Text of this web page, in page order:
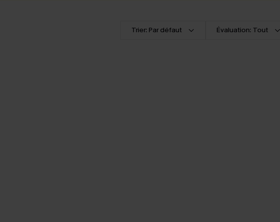
Trier: Par défaut Évaluation: Tout